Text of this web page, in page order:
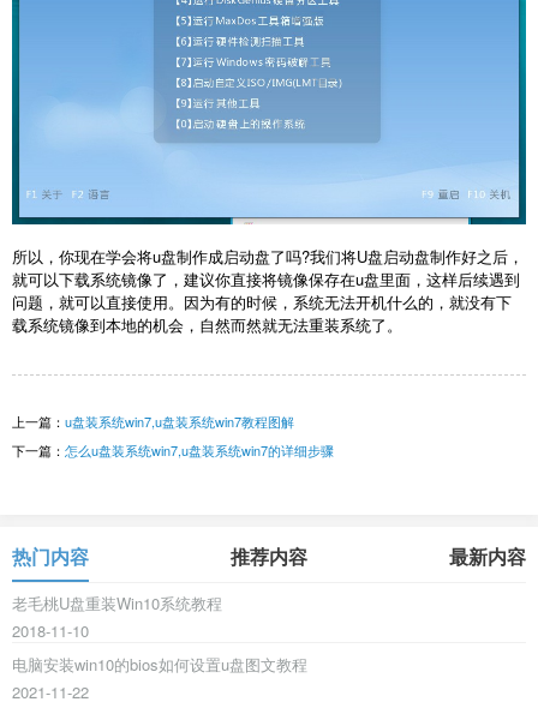
所以，你现在学会将u盘制作成启动盘了吗?我们将U盘启动盘制作好之后，
就可以下载系统镜像了，建议你直接将镜像保存在u盘里面，这样后续遇到
问题，就可以直接使用。因为有的时候，系统无法开机什么的，就没有下
载系统镜像到本地的机会，自然而然就无法重装系统了。
上一篇： u盘装系统win7,u盘装系统win7教程图解
下一篇： 怎么u盘装系统win7,u盘装系统win7的详细步骤
热门内容 推荐内容 最新内容
老毛桃U盘重装Win10系统教程
2018-11-10
电脑安装win10的bios如何设置u盘图文教程
2021-11-22